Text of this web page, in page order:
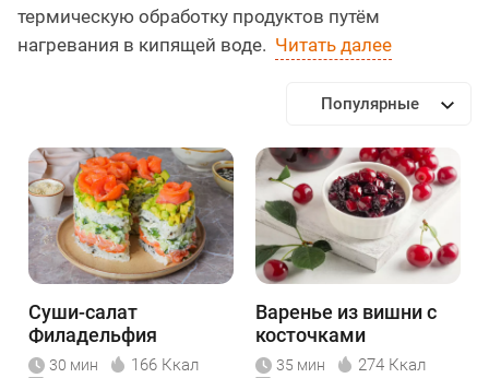
термическую обработку продуктов путём
нагревания в кипящей воде. Читать далее
Популярные
Суши-салат
Филадельфия
30 мин 166 Ккал
Варенье из вишни с
косточками
35 мин 274 Ккал